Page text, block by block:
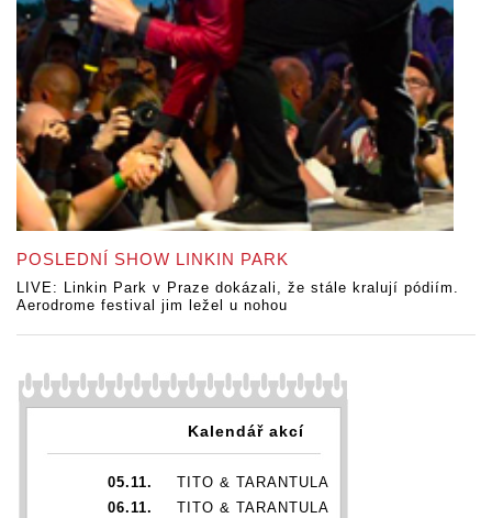
POSLEDNÍ SHOW LINKIN PARK
LIVE: Linkin Park v Praze dokázali, že stále kralují pódiím.
Aerodrome festival jim ležel u nohou
Kalendář akcí
05.11.
TITO & TARANTULA
06.11.
TITO & TARANTULA